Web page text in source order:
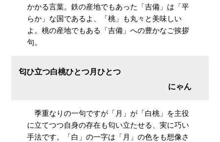
かかる言葉。鉄の産地でもあった「吉備」は「平
らか」な国であるよ、「桃」も丸々と美味しい
よ。桃の産地でもある「吉備」への豊かなご挨拶
句。
匂ひ立つ白桃ひとつ月ひとつ
にゃん
季重なりの一句ですが「月」が「白桃」を主役
に立てつつ自身の存在も匂い立たせる、実に巧い
手法です。「白」の一字は「月」の色をも想像さ